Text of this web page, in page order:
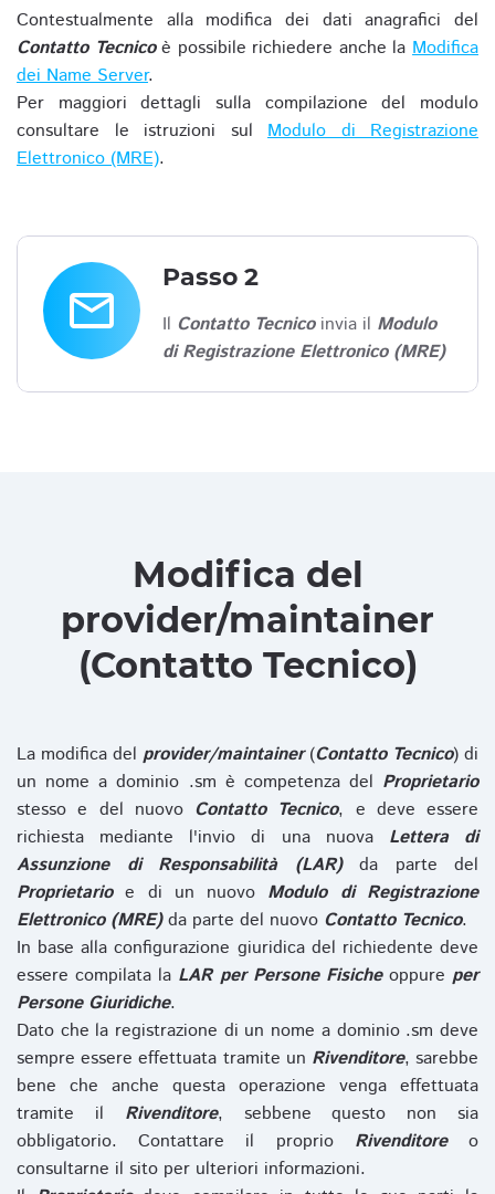
Contestualmente alla modifica dei dati anagrafici del
Contatto Tecnicoè possibile richiedere anche laModifica
dei Name Server.
Per maggiori dettagli sulla compilazione del modulo
consultare le istruzioni sul Modulo di Registrazione
Elettronico (MRE).
email
Passo 2
Il Contatto Tecnicoinvia il Modulo
di Registrazione Elettronico (MRE)
Modifica del
provider/maintainer
(Contatto Tecnico)
La modifica del provider/maintainer(Contatto Tecnico) di
un nome a dominio .sm è competenza del Proprietario
stesso e del nuovo Contatto Tecnico, e deve essere
richiesta mediante l'invio di una nuova Lettera di
Assunzione di Responsabilità (LAR)da parte del
Proprietarioe di un nuovo Modulo di Registrazione
Elettronico (MRE)da parte del nuovo Contatto Tecnico.
In base alla configurazione giuridica del richiedente deve
essere compilata la LAR per Persone Fisicheoppure per
Persone Giuridiche.
Dato che la registrazione di un nome a dominio .sm deve
sempre essere effettuata tramite un Rivenditore, sarebbe
bene che anche questa operazione venga effettuata
tramite il Rivenditore, sebbene questo non sia
obbligatorio. Contattare il proprio Rivenditoreo
consultarne il sito per ulteriori informazioni.